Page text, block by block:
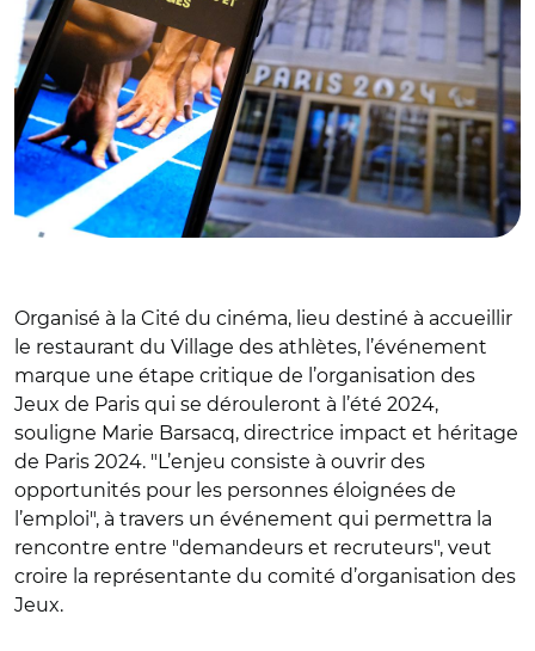
Organisé à la Cité du cinéma, lieu destiné à accueillir
le restaurant du Village des athlètes, l’événement
marque une étape critique de l’organisation des
Jeux de Paris qui se dérouleront à l’été 2024,
souligne Marie Barsacq, directrice impact et héritage
de Paris 2024. "L’enjeu consiste à ouvrir des
opportunités pour les personnes éloignées de
l’emploi", à travers un événement qui permettra la
rencontre entre "demandeurs et recruteurs", veut
croire la représentante du comité d’organisation des
Jeux.